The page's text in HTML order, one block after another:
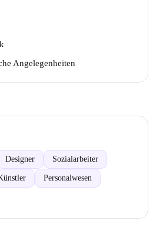
Angelegenheiten
Designer Sozialarbeiter
Personalwesen